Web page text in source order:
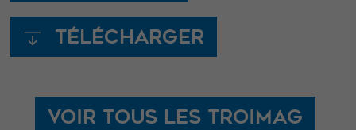
Télécharger
Voir tous les Troimag